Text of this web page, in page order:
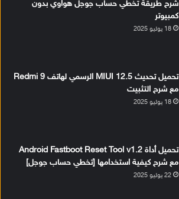
شرح طريقة تخطي حساب جوجل هواوي بدون
كمبيوتر
18 يوليو 2025
تحميل تحديث MIUI 12.5 الرسمي لهاتف Redmi 9
مع شرح التثبيت
18 يوليو 2025
تحميل أداة Android Fastboot Reset Tool v1.2
مع شرح كيفية استخدامها [تخطي حساب جوجل]
22 يوليو 2025